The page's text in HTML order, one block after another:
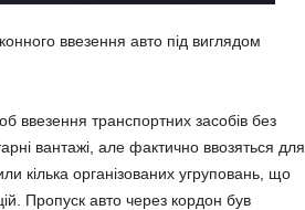
ввезення авто під виглядом
ввезення транспортних засобів без
вантажі, але фактично ввозяться для
кілька організованих угруповань, що
Пропуск авто через кордон був